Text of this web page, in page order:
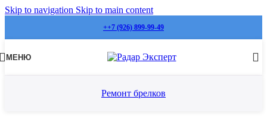
Skip to navigation Skip to main content
++7 (926) 899-99-49
МЕНЮ
Ремонт брелков